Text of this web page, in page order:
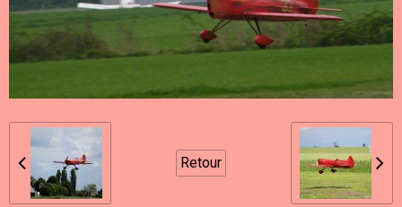
Retour